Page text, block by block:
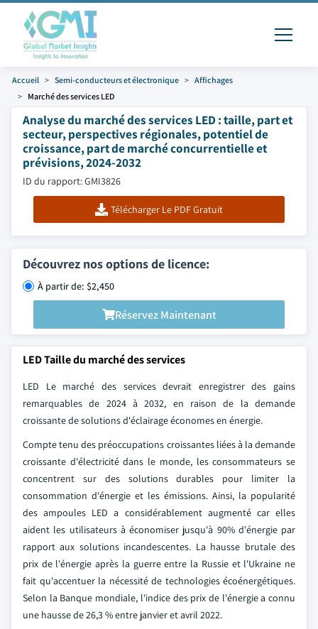
Accueil Semi-conducteurs et électronique
Affichages
Marché des services LED
Analyse du marché des services LED : taille, part et
secteur, perspectives régionales, potentiel de
croissance, part de marché concurrentielle et
prévisions, 2024-2032
ID du rapport: GMI3826
Télécharger Le PDF Gratuit
Découvrez nos options de licence:
À partir de: $2,450
Réservez Maintenant
LED Taille du marché des services
LED Le marché des services devrait enregistrer des gains
remarquables de 2024 à 2032, en raison de la demande
croissante de solutions d'éclairage économes en énergie.
Compte tenu des préoccupations croissantes liées à la demande
croissante d'électricité dans le monde, les consommateurs se
concentrent sur des solutions durables pour limiter la
consommation d'énergie et les émissions. Ainsi, la popularité
des ampoules LED a considérablement augmenté car elles
aident les utilisateurs à économiser jusqu'à 90% d'énergie par
rapport aux solutions incandescentes. La hausse brutale des
prix de l'énergie après la guerre entre la Russie et l'Ukraine ne
fait qu'accentuer la nécessité de technologies écoénergétiques.
Selon la Banque mondiale, l'indice des prix de l'énergie a connu
une hausse de 26,3 % entre janvier et avril 2022.